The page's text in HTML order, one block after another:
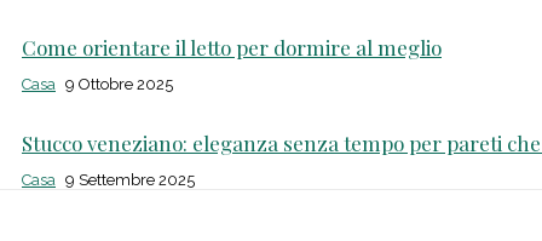
Come orientare il letto per dormire al meglio
Casa 9 Ottobre 2025
Stucco veneziano: eleganza senza tempo per pareti
Casa 9 Settembre 2025